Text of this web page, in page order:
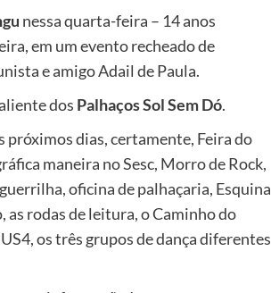
nessa quarta-feira – 14 anos
em um evento recheado de
e amigo Adail de Paula.
dos Palhaços Sol Sem Dó.
próximos dias, certamente, Feira do
maneira no Sesc, Morro de Rock,
oficina de palhaçaria, Esquina
rodas de leitura, o Caminho do
os três grupos de dança diferentes